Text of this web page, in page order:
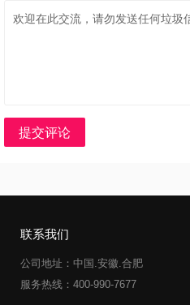
提交评论
联系我们
公司地址：中国.安徽.合肥
服务热线：400-990-7677